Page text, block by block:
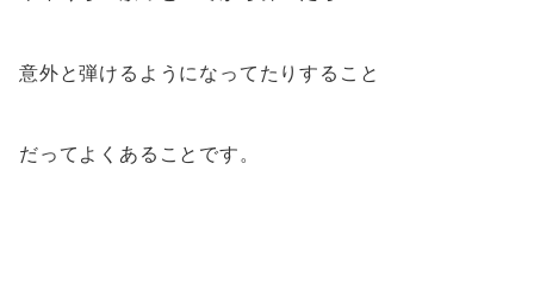
意外と弾けるようになってたりすること
だってよくあることです。